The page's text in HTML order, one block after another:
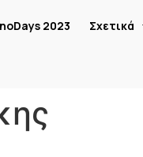
2023 Σχετικά